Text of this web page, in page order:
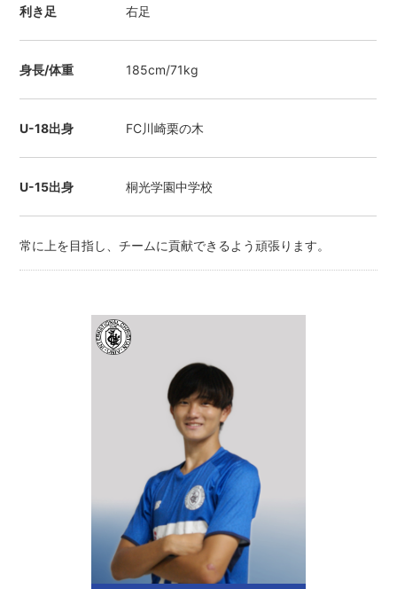
利き足 右足
身長/体重 185cm/71kg
U-18出身 FC川崎栗の木
U-15出身 桐光学園中学校
常に上を目指し、チームに貢献できるよう頑張ります。